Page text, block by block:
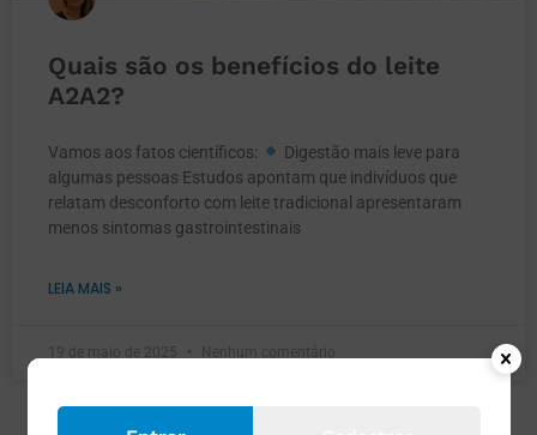
Quais são os benefícios do leite
A2A2?
Vamos aos fatos científicos:
Digestão mais leve para
algumas pessoas Estudos apontam que indivíduos que
relatam desconforto com leite tradicional apresentaram
menos sintomas gastrointestinais
LEIA MAIS »
19 de maio de 2025 Nenhum comentário